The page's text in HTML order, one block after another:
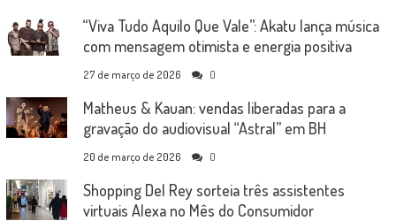
“Viva Tudo Aquilo Que Vale”: Akatu lança música
com mensagem otimista e energia positiva
27 de março de 2026 0
Matheus & Kauan: vendas liberadas para a
gravação do audiovisual “Astral” em BH
20 de março de 2026 0
Shopping Del Rey sorteia três assistentes
virtuais Alexa no Mês do Consumidor